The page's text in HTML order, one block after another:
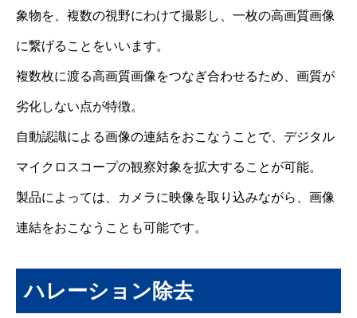
象物を、複数の視野にわけて撮影し、一枚の高画質画像
に繋げることをいいます。
複数枚に渡る高画質画像をつなぎ合わせるため、画質が
劣化しない点が特徴。
自動認識による画像の連結をおこなうことで、デジタル
マイクロスコープの観察対象を拡大することが可能。
製品によっては、カメラに映像を取り込みながら、画像
連結をおこなうことも可能です。
ハレーション除去